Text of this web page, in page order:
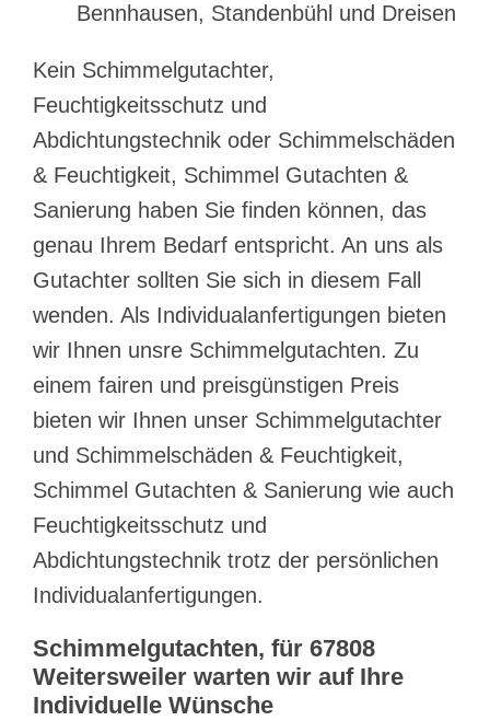
Bennhausen, Standenbühl und Dreisen
Kein Schimmelgutachter,
Feuchtigkeitsschutz und
Abdichtungstechnik oder Schimmelschäden
& Feuchtigkeit, Schimmel Gutachten &
Sanierung haben Sie finden können, das
genau Ihrem Bedarf entspricht. An uns als
Gutachter sollten Sie sich in diesem Fall
wenden. Als Individualanfertigungen bieten
wir Ihnen unsre Schimmelgutachten. Zu
einem fairen und preisgünstigen Preis
bieten wir Ihnen unser Schimmelgutachter
und Schimmelschäden & Feuchtigkeit,
Schimmel Gutachten & Sanierung wie auch
Feuchtigkeitsschutz und
Abdichtungstechnik trotz der persönlichen
Individualanfertigungen.
Schimmelgutachten, für 67808
Weitersweiler warten wir auf Ihre
Individuelle Wünsche